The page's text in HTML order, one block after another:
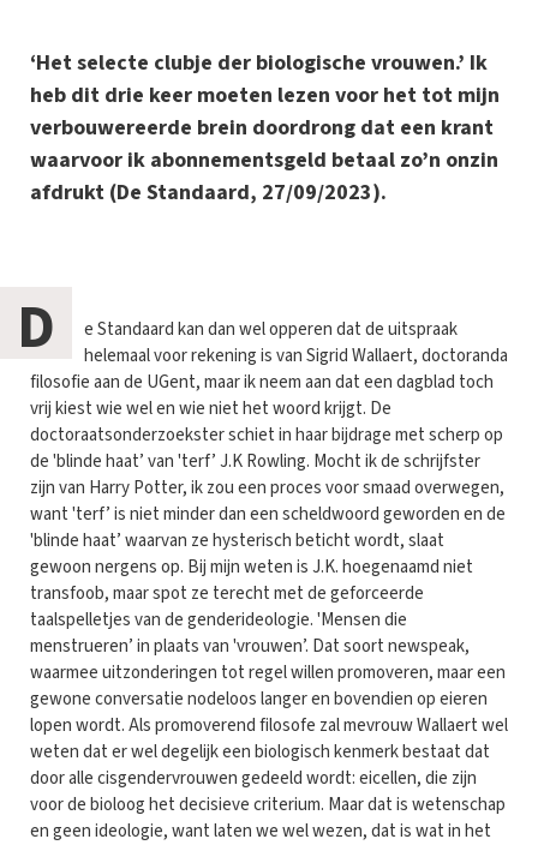
‘Het selecte clubje der biologische vrouwen.’ Ik
heb dit drie keer moeten lezen voor het tot mijn
verbouwereerde brein doordrong dat een krant
waarvoor ik abonnementsgeld betaal zo’n onzin
afdrukt (De Standaard, 27/09/2023).
D
e Standaard kan dan wel opperen dat de uitspraak
helemaal voor rekening is van Sigrid Wallaert, doctoranda
filosofie aan de UGent, maar ik neem aan dat een dagblad toch
vrij kiest wie wel en wie niet het woord krijgt. De
doctoraatsonderzoekster schiet in haar bijdrage met scherp op
de 'blinde haat’ van 'terf’ J.K Rowling. Mocht ik de schrijfster
zijn van Harry Potter, ik zou een proces voor smaad overwegen,
want 'terf’ is niet minder dan een scheldwoord geworden en de
'blinde haat’ waarvan ze hysterisch beticht wordt, slaat
gewoon nergens op. Bij mijn weten is J.K. hoegenaamd niet
transfoob, maar spot ze terecht met de geforceerde
taalspelletjes van de genderideologie. 'Mensen die
menstrueren’ in plaats van 'vrouwen’. Dat soort newspeak,
waarmee uitzonderingen tot regel willen promoveren, maar een
gewone conversatie nodeloos langer en bovendien op eieren
lopen wordt. Als promoverend filosofe zal mevrouw Wallaert wel
weten dat er wel degelijk een biologisch kenmerk bestaat dat
door alle cisgendervrouwen gedeeld wordt: eicellen, die zijn
voor de bioloog het decisieve criterium. Maar dat is wetenschap
en geen ideologie, want laten we wel wezen, dat is wat in het